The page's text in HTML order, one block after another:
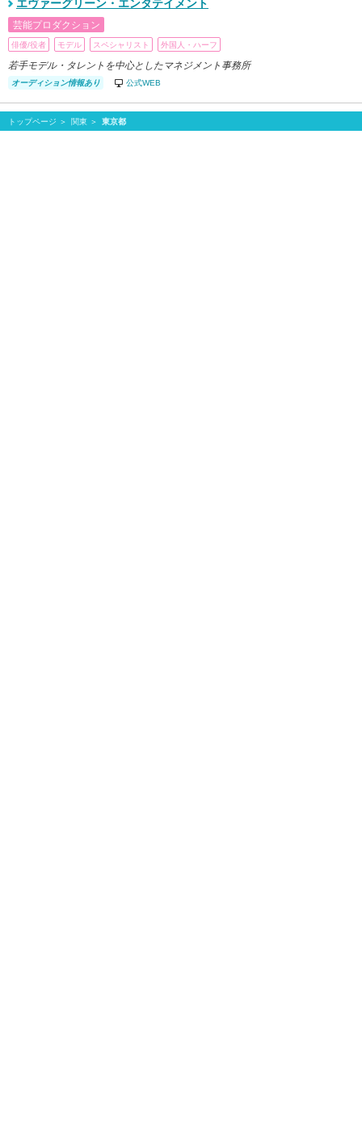
エヴァーグリーン・エンタテイメント
芸能プロダクション
俳優/役者 モデル スペシャリスト 外国人・ハーフ
若手モデル・タレントを中心としたマネジメント事務所
オーディション情報あり 公式WEB
トップページ 関東 東京都